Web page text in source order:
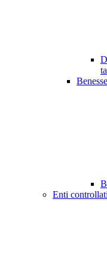
Enti controllati